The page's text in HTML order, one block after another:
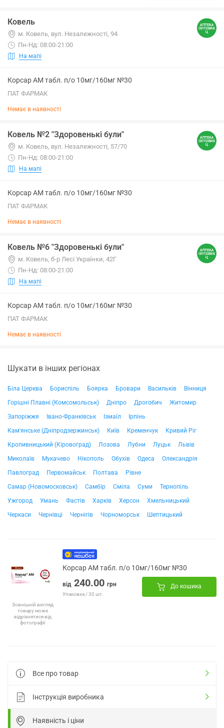
Ковель
м. Ковель, вул. Незалежності, 94
Пн-Нд: 08:00-21:00
На мапі
Корсар АМ табл. п/о 10мг/160мг №30
ПАТ ФАРМАК
Немає в наявності
Ковель №2 "Здоровенькі були"
м. Ковель, вул. Незалежності, 57/70
Пн-Нд: 08:00-21:00
На мапі
Корсар АМ табл. п/о 10мг/160мг №30
ПАТ ФАРМАК
Немає в наявності
Ковель №6 "Здоровенькі були"
м. Ковель, б-р Лесі Українки, 42Г
Пн-Нд: 08:00-21:00
На мапі
Корсар АМ табл. п/о 10мг/160мг №30
ПАТ ФАРМАК
Немає в наявності
Шукати в інших регіонах
Біла Церква Бориспіль Боярка Бровари Васильків
Вінниця
Горішні Плавні (Комсомольськ)
Дніпро Дрогобич
Житомир
Запоріжжя
Івано-Франківськ Ізмаїл
Ірпінь
Кам'янське (Дніпродзержинськ)
Київ Кременчук
Кривий Ріг
Кропивницький (Кіровоград)
Лозова Лубни Луцьк
Львів
Миколаїв
Мукачево Нікополь Обухів Одеса
Олександрія
Павлоград
Первомайськ Полтава
Рівне
Самар (Новомосковськ)
Самбір Сміла Суми
Тернопіль
Ужгород
Умань Фастів Харків Херсон
Хмельницький
Черкаси
Чернівці Чернігів Чорноморськ Шептицький
Зовнішній вигляд
товару може
відрізнятися від
фотографії
Корсар АМ табл. п/о 10мг/160мг №30
від 240.00 грн
Упаковка / 30 шт.
До кошика
Все про товар
Інструкція виробника
Наявність і ціни